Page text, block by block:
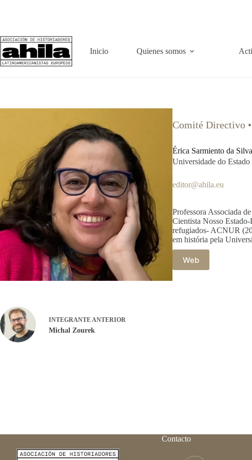
Inicio Quienes somos
Comité Directivo •
Érica Sarmiento da Silva
Universidade do
editor@ahila.eu
Professora Associada
Cientista Nosso
refugiados- ACNUR
em história pela
Web
INTEGRANTE ANTERIOR
Michal Zourek
Contacto